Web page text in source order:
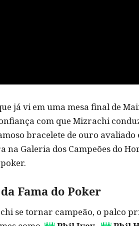
já vi em uma mesa final de
com que Mizrachi
bracelete de ouro avaliado
Galeria dos Campeões do
Fama do Poker
se tornar campeão, o palco